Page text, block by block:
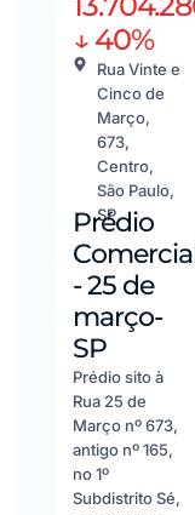
↓ 40%
Rua Vinte e
Cinco de
Março,
673,
Centro,
São Paulo,
SP
Prédio
- 25 de
março-
SP
Prédio sito à
Rua 25 de
Março nº 673,
antigo nº 165,
no 1º
Subdistrito Sé,